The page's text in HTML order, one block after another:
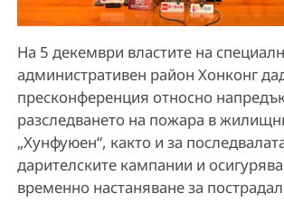
На 5 декември властите на
административен район Хонконг
пресконференция относно
разследването на пожара в
„Хунфуюен“, както и за
дарителските кампании и
временно настаняване за